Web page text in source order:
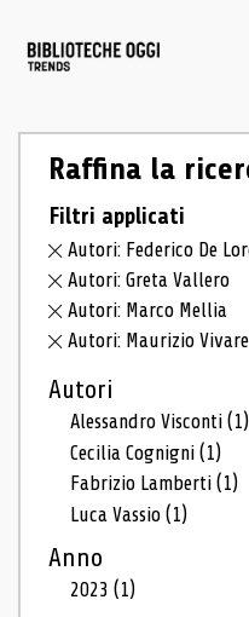
Raffina la
Filtri applicati
Autori: Federico De
Autori: Greta Vallero
Autori: Marco Mellia
Autori: Maurizio
Autori
Alessandro Visconti(1)
Cecilia Cognigni(1)
Fabrizio Lamberti(1)
Luca Vassio(1)
Anno
2023(1)